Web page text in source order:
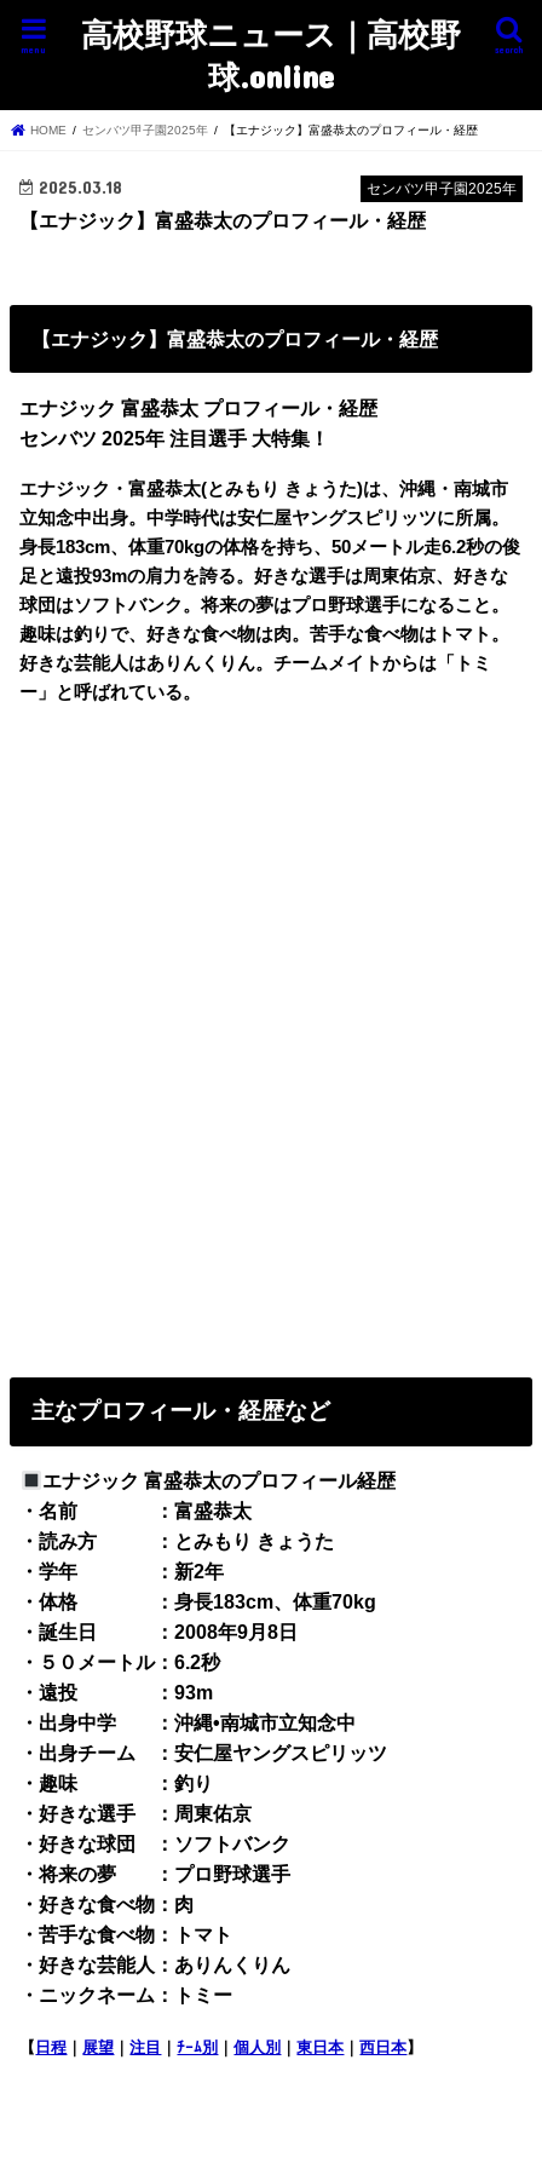
高校野球ニュース｜高校野
球.online
search
menu
HOME センバツ甲子園2025年 【エナジック】富盛恭太のプロフィール・経歴
センバツ甲子園2025年
2025.03.18
【エナジック】富盛恭太のプロフィール・経歴
【エナジック】富盛恭太のプロフィール・経歴
エナジック 富盛恭太 プロフィール・経歴
センバツ 2025年 注目選手 大特集！
エナジック・富盛恭太(とみもり きょうた)は、沖縄・南城市
立知念中出身。中学時代は安仁屋ヤングスピリッツに所属。
身長183cm、体重70kgの体格を持ち、50メートル走6.2秒の俊
足と遠投93mの肩力を誇る。好きな選手は周東佑京、好きな
球団はソフトバンク。将来の夢はプロ野球選手になること。
趣味は釣りで、好きな食べ物は肉。苦手な食べ物はトマト。
好きな芸能人はありんくりん。チームメイトからは「トミ
ー」と呼ばれている。
主なプロフィール・経歴など
エナジック 富盛恭太のプロフィール経歴
・名前 ：富盛恭太
・読み方 ：とみもり きょうた
・学年 ：新2年
・体格 ：身長183cm、体重70kg
・誕生日 ：2008年9月8日
・５０メートル：6.2秒
・遠投 ：93m
・出身中学 ：沖縄•南城市立知念中
・出身チーム ：安仁屋ヤングスピリッツ
・趣味 ：釣り
・好きな選手 ：周東佑京
・好きな球団 ：ソフトバンク
・将来の夢 ：プロ野球選手
・好きな食べ物：肉
・苦手な食べ物：トマト
・好きな芸能人：ありんくりん
・ニックネーム：トミー
【 日程 ｜ 展望 ｜注目 ｜ﾁｰﾑ別 ｜個人別 ｜東日本 ｜西日本】